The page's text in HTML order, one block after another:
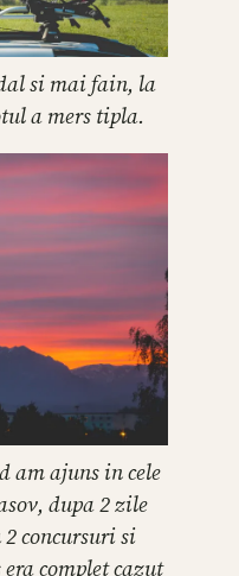
si mai fain, la
a mers tipla.
am ajuns in cele
dupa 2 zile
2 concursuri si
complet cazut